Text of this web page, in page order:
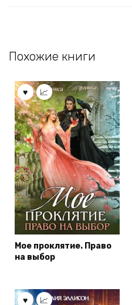
Похожие книги
Мое проклятие. Право
на выбор